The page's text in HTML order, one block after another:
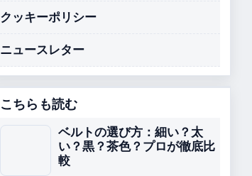
クッキーポリシー
ニュースレター
こちらも読む
ベルトの選び方：細い？太
い？黒？茶色？プロが徹底比
較